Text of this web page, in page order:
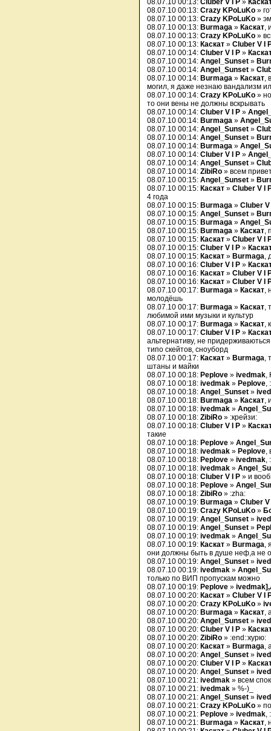
08.07.10 00:13: Cluber V I P »
08.07.10 00:13: Crazy KPoLuKo »
08.07.10 00:13: Crazy KPoLuKo »
08.07.10 00:13: Burmaga » Каскат,
08.07.10 00:13: Crazy KPoLuKo »
08.07.10 00:13: Каскат » Cluber V I
08.07.10 00:14: Cluber V I P »
08.07.10 00:14: Angel_Sunset »
08.07.10 00:14: Angel_Sunset »
08.07.10 00:14: Burmaga » Каскат,
могил, я даже незнаю вандализм
08.07.10 00:14: Crazy KPoLuKo »
то они вены не должны вскрывать
08.07.10 00:14: Cluber V I P »
08.07.10 00:14: Burmaga »
08.07.10 00:14: Angel_Sunset »
08.07.10 00:14: Angel_Sunset »
08.07.10 00:14: Burmaga »
08.07.10 00:14: Cluber V I P »
08.07.10 00:14: Angel_Sunset »
08.07.10 00:14: ZibiRo » всем
08.07.10 00:15: Angel_Sunset »
08.07.10 00:15: Каскат » Cluber V I
4 года
08.07.10 00:15: Burmaga » Cluber V
08.07.10 00:15: Angel_Sunset »
08.07.10 00:15: Burmaga »
08.07.10 00:15: Burmaga » Каскат,
08.07.10 00:15: Каскат » Cluber V I
08.07.10 00:15: Cluber V I P »
08.07.10 00:15: Каскат » Burmaga,
08.07.10 00:16: Cluber V I P »
08.07.10 00:16: Каскат » Cluber V I
08.07.10 00:16: Каскат » Cluber V I
08.07.10 00:17: Burmaga » Каскат,
молодёшь
08.07.10 00:17: Burmaga » Каскат,
любимой ими музыки и культур
08.07.10 00:17: Burmaga » Каскат,
08.07.10 00:17: Cluber V I P »
альтернативу, не
типо скейтов, сноуборд
08.07.10 00:17: Каскат » Burmaga,
штаны и майки
08.07.10 00:18: Peplove » ivedmak,
08.07.10 00:18: ivedmak » Peplove,
08.07.10 00:18: Angel_Sunset »
08.07.10 00:18: Burmaga » Каскат,
08.07.10 00:18: ivedmak »
08.07.10 00:18: ZibiRo » :крейзи:
08.07.10 00:18: Cluber V I P »
такие
08.07.10 00:18: Peplove »
08.07.10 00:18: ivedmak » Peplove,
08.07.10 00:18: Peplove » ivedmak,
08.07.10 00:18: ivedmak »
08.07.10 00:18: Cluber V I P » и
08.07.10 00:18: Peplove »
08.07.10 00:18: ZibiRo » :zha:
08.07.10 00:19: Burmaga » Cluber V
08.07.10 00:19: Crazy KPoLuKo »
08.07.10 00:19: Angel_Sunset »
08.07.10 00:19: Angel_Sunset »
08.07.10 00:19: ivedmak »
08.07.10 00:19: Каскат » Burmaga,
они должны быть в душе неф,а не
08.07.10 00:19: Angel_Sunset »
08.07.10 00:19: ivedmak »
только по ВИП пропускам можно
08.07.10 00:19: Peplove »
08.07.10 00:20: Каскат » Cluber V I
08.07.10 00:20: Crazy KPoLuKo »
08.07.10 00:20: Burmaga » Каскат,
08.07.10 00:20: Angel_Sunset »
08.07.10 00:20: Cluber V I P »
08.07.10 00:20: ZibiRo » :end::курю:
08.07.10 00:20: Каскат » Burmaga,
08.07.10 00:20: Angel_Sunset »
08.07.10 00:20: Cluber V I P »
08.07.10 00:20: Angel_Sunset »
08.07.10 00:21: ivedmak » всем
08.07.10 00:21: ivedmak » %-)_
08.07.10 00:21: Angel_Sunset »
08.07.10 00:21: Crazy KPoLuKo »
08.07.10 00:21: Peplove » ivedmak,
08.07.10 00:21: Burmaga » Каскат,